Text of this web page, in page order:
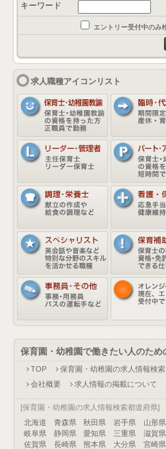
キーワード
エントリー受付中のみ
求人職種アイコンリスト
保育園・幼稚園で働きたい人のため
TOP 保育園・幼稚園の求人情報検索
会社概要
求人情報の掲載について
[保育園・幼稚園の求人情報検索都道府県]
北海道
青森県 秋田県 岩手県 山形県
岐阜県
静岡県 愛知県 三重県 滋賀県
佐賀県
長崎県 熊本県 大分県 宮崎県